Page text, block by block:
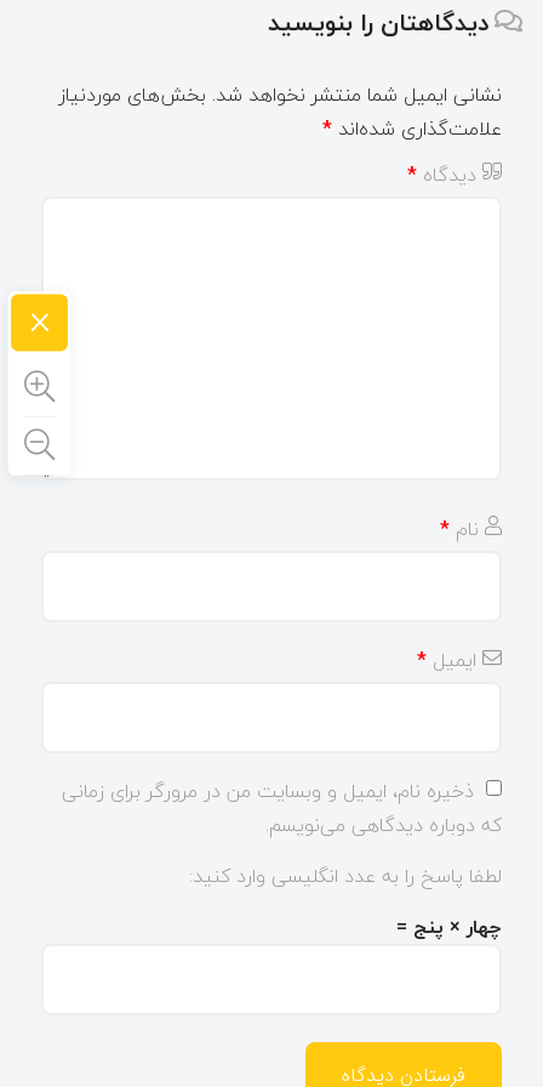
دیدگاهتان را بنویسید
نشانی ایمیل شما منتشر نخواهد شد. بخش‌های موردنیاز
علامت‌گذاری شده‌اند *
دیدگاه *
نام *
ایمیل *
ذخیره نام، ایمیل و وبسایت من در مرورگر برای زمانی
که دوباره دیدگاهی می‌نویسم.
لطفا پاسخ را به عدد انگلیسی وارد کنید:
چهار × پنج =
×